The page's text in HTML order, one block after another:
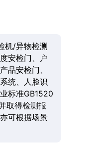
机/异物检测
安检门、户
品安检门、
统、人脸识
标准GB1520
取得检测报
可根据场景